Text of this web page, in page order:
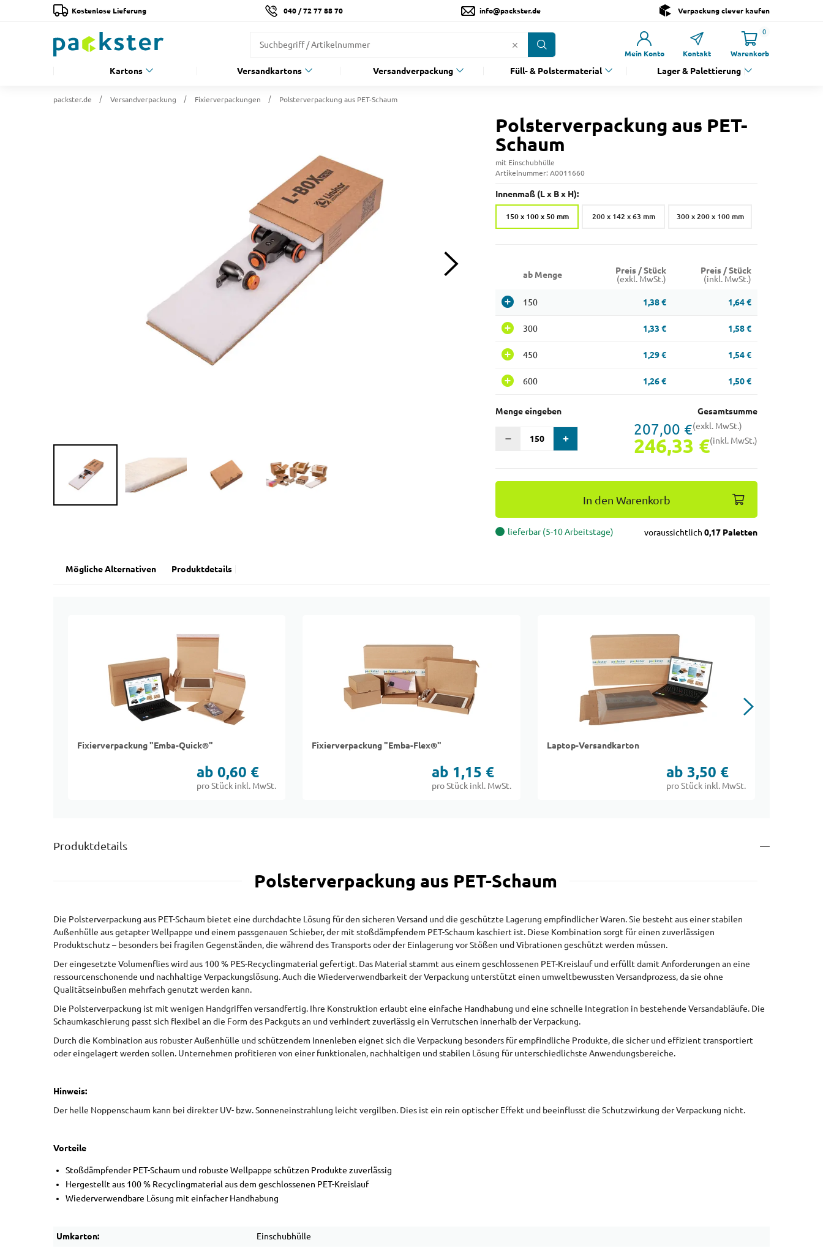
Kostenlose Lieferung 040 / 72 77 88 70 info@packster.de Verpackung clever kaufen
Mein Konto Kontakt
0
Warenkorb
Kartons Versandkartons Versandverpackung Füll- & Polstermaterial Lager & Palettierung
packster.de Versandverpackung Fixierverpackungen Polsterverpackung aus PET-Schaum
Polsterverpackung aus PET-
Schaum
mit Einschubhülle
Artikelnummer: A0011660
Innenmaß (L x B x H):
150 x 100 x 50 mm 200 x 142 x 63 mm 300 x 200 x 100 mm
ab Menge
Preis / Stück
(exkl. MwSt.)
Preis / Stück
(inkl. MwSt.)
150 1,38 € 1,64 €
300 1,33 € 1,58 €
450 1,29 € 1,54 €
600 1,26 € 1,50 €
Menge eingeben Gesamtsumme
207,00 €(exkl. MwSt.)
246,33 €(inkl. MwSt.)
In den Warenkorb
lieferbar (5-10 Arbeitstage) voraussichtlich 0,17 Paletten
Mögliche Alternativen Produktdetails
Fixierverpackung "Emba-Quick®"
ab 0,60 €
pro Stück inkl. MwSt.
Fixierverpackung "Emba-Flex®"
ab 1,15 €
pro Stück inkl. MwSt.
Laptop-Versandkarton
ab 3,50 €
pro Stück inkl. MwSt.
Produktdetails
Polsterverpackung aus PET-Schaum
Die Polsterverpackung aus PET-Schaum bietet eine durchdachte Lösung für den sicheren Versand und die geschützte Lagerung empfindlicher Waren. Sie besteht aus einer stabilen
Außenhülle aus getapter Wellpappe und einem passgenauen Schieber, der mit stoßdämpfendem PET-Schaum kaschiert ist. Diese Kombination sorgt für einen zuverlässigen
Produktschutz – besonders bei fragilen Gegenständen, die während des Transports oder der Einlagerung vor Stößen und Vibrationen geschützt werden müssen.
Der eingesetzte Volumenflies wird aus 100 % PES-Recyclingmaterial gefertigt. Das Material stammt aus einem geschlossenen PET-Kreislauf und erfüllt damit Anforderungen an eine
ressourcenschonende und nachhaltige Verpackungslösung. Auch die Wiederverwendbarkeit der Verpackung unterstützt einen umweltbewussten Versandprozess, da sie ohne
Qualitätseinbußen mehrfach genutzt werden kann.
Die Polsterverpackung ist mit wenigen Handgriffen versandfertig. Ihre Konstruktion erlaubt eine einfache Handhabung und eine schnelle Integration in bestehende Versandabläufe. Die
Schaumkaschierung passt sich flexibel an die Form des Packguts an und verhindert zuverlässig ein Verrutschen innerhalb der Verpackung.
Durch die Kombination aus robuster Außenhülle und schützendem Innenleben eignet sich die Verpackung besonders für empfindliche Produkte, die sicher und effizient transportiert
oder eingelagert werden sollen. Unternehmen profitieren von einer funktionalen, nachhaltigen und stabilen Lösung für unterschiedlichste Anwendungsbereiche.
Hinweis:
Der helle Noppenschaum kann bei direkter UV- bzw. Sonneneinstrahlung leicht vergilben. Dies ist ein rein optischer Effekt und beeinflusst die Schutzwirkung der Verpackung nicht.
Vorteile
Stoßdämpfender PET-Schaum und robuste Wellpappe schützen Produkte zuverlässig
Hergestellt aus 100 % Recyclingmaterial aus dem geschlossenen PET-Kreislauf
Wiederverwendbare Lösung mit einfacher Handhabung
Umkarton: Einschubhülle